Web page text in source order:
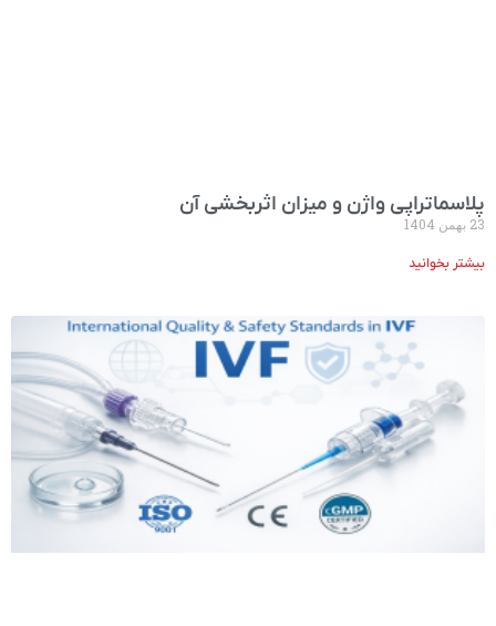
پلاسما‌تراپی واژن و میزان اثربخشی آن
23 بهمن 1404
بیشتر بخوانید